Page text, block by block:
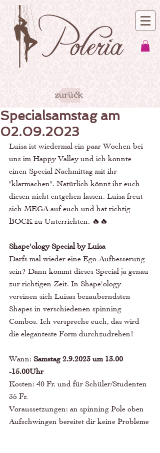
zurück
Specialsamstag am
02.09.2023
Luisa ist wiedermal ein paar Wochen bei
uns im Happy Valley und ich konnte
einen Special Nachmittag mit ihr
"klarmachen". Natürlich könnt ihr euch
diesen nicht entgehen lassen. Luisa freut
sich MEGA auf euch und hat richtig
BOCK zu Unterrichten. 🔥🔥
Shape'ology Special by Luisa
Darfs mal wieder eine Ego-Aufbesserung
sein? Dann kommt dieses Special ja genau
zur richtigen Zeit. In Shape'ology
vereinen sich Luisas bezauberndsten
Shapes in verschiedenen spinning
Combos. Ich verspreche euch, das wird
die eleganteste Form durchzudrehen!
Wann: Samstag 2.9.2023 um 13.00
-15.00Uhr
Kosten: 40 Fr. und für Schüler/Studenten
35 Fr.
Voraussetzungen: an spinning Pole oben
Aufschwingen bereitet dir keine Probleme